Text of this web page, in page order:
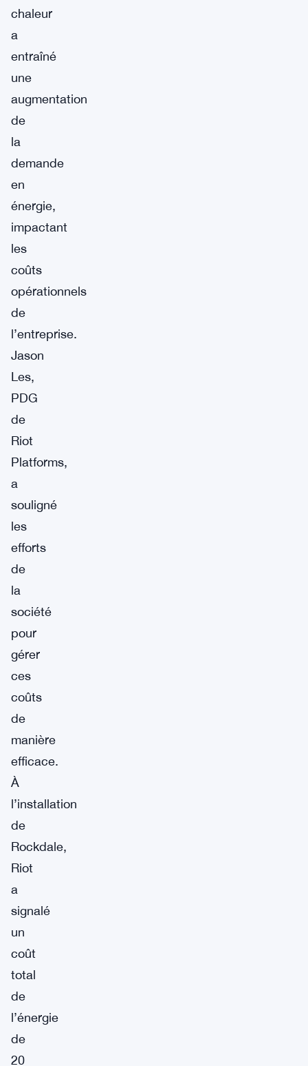
chaleur
a
entraîné
une
augmentation
de
la
demande
en
énergie,
impactant
les
coûts
opérationnels
de
l’entreprise.
Jason
Les,
PDG
de
Riot
Platforms,
a
souligné
les
efforts
de
la
société
pour
gérer
ces
coûts
de
manière
efficace.
À
l’installation
de
Rockdale,
Riot
a
signalé
un
coût
total
de
l’énergie
de
20